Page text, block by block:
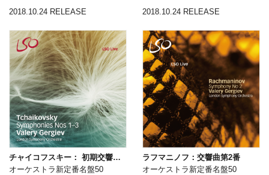
2018.10.24 RELEASE 2018.10.24 RELEASE
チャイコフスキー： 初期交響曲集（第1・2・3番）
オーケストラ新定番名盤50
ラフマニノフ：交響曲第2番
オーケストラ新定番名盤50